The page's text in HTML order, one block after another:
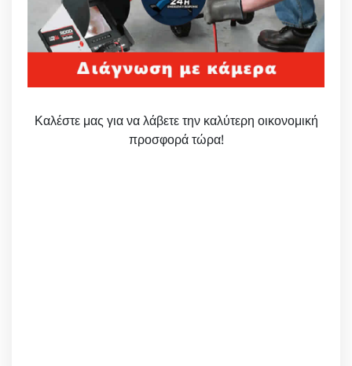
Καλέστε μας για να λάβετε την καλύτερη οικονομική
προσφορά τώρα!